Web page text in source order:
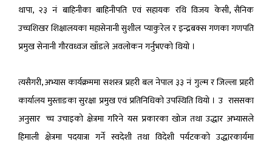
थापा, २३ नंं बाहिनीका बाहिनीपति एवं सहायक रथि विजय केसी,सैनिक
उच्चशिखरशिक्षालयकामहासेनानीसुशीलप्याकुरेलरइन्द्रबक्सगणकागणपति
प्रमुखसेनानीगौरवध्वजखाँडले अवलोकनगर्नुभएकोथियो ।
त्यसैगरी,अभ्यासकार्यक्रममासशस्त्रप्रहरीबलनेपाल३३ नंगुल्मरजिल्लाप्रहरी
कार्यालयमुस्ताङकासुरक्षाप्रमुखएवंप्रतिनिधिकोउपस्थितिथियो । उ राससका
अनुसार च्च उचाइको क्षेत्रमा गरिने यस प्रकारका खोज तथा उद्धार अभ्यासले
हिमाली क्षेत्रमा पदयात्रा गर्ने स्वदेशी तथा विदेशी पर्यटकको उद्धारकार्यमा